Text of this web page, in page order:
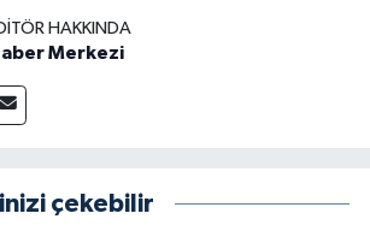
HAKKINDA
Merkezi
çekebilir